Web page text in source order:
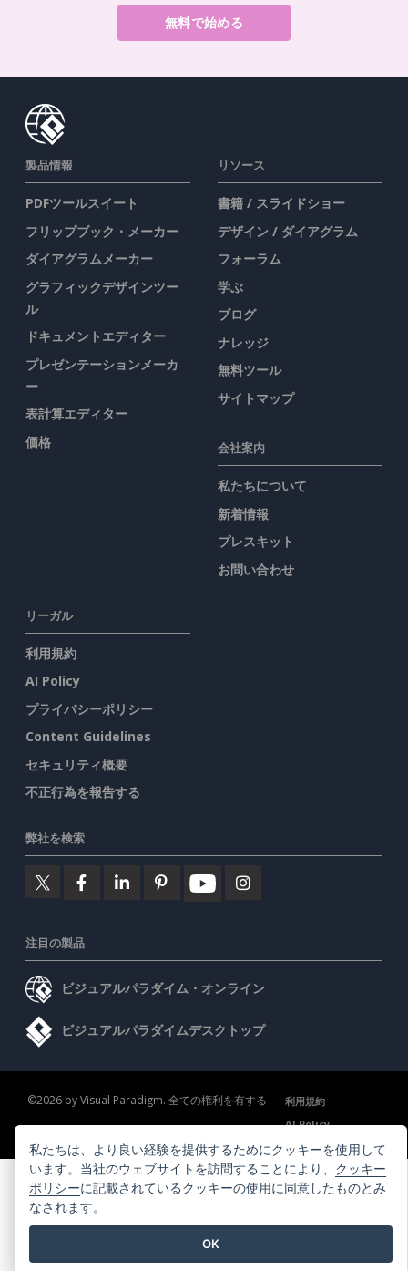
無料で始める
製品情報
PDFツールスイート
フリップブック・メーカー
ダイアグラムメーカー
グラフィックデザインツー
ル
ドキュメントエディター
プレゼンテーションメーカ
ー
表計算エディター
価格
リソース
書籍 / スライドショー
デザイン / ダイアグラム
フォーラム
学ぶ
ブログ
ナレッジ
無料ツール
サイトマップ
会社案内
私たちについて
新着情報
プレスキット
お問い合わせ
リーガル
利用規約
AI Policy
プライバシーポリシー
Content Guidelines
セキュリティ概要
不正行為を報告する
弊社を検索
注目の製品
ビジュアルパラダイム・オンライン
ビジュアルパラダイムデスクトップ
©2026 by Visual Paradigm. 全ての権利を有する
利用規約
AI Policy
プライバシーポリシー
Content Guidelines セキュリティ概要
私たちは、より良い経験を提供するためにクッキーを使用して
います。当社のウェブサイトを訪問することにより、 クッキー
ポリシーに記載されているクッキーの使用に同意したものとみ
なされます。
OK